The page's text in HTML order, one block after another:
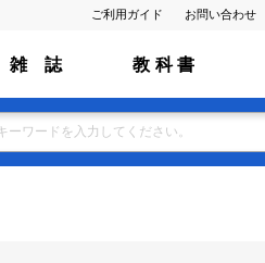
ご利用ガイド お問い合わせ
雑 誌 教 科 書